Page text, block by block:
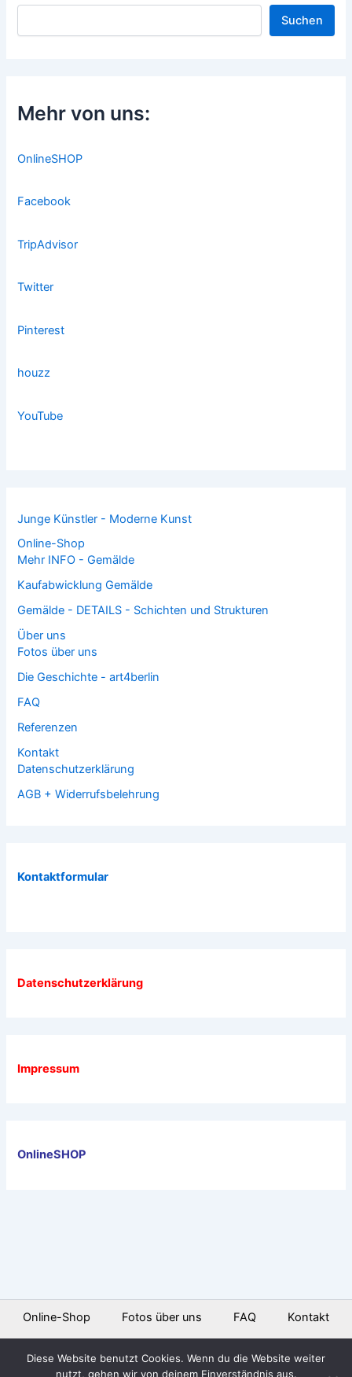
Suchen
Mehr von uns:
OnlineSHOP
Facebook
TripAdvisor
Twitter
Pinterest
houzz
YouTube
Junge Künstler - Moderne Kunst
Online-Shop
Mehr INFO - Gemälde
Kaufabwicklung Gemälde
Gemälde - DETAILS - Schichten und Strukturen
Über uns
Fotos über uns
Die Geschichte - art4berlin
FAQ
Referenzen
Kontakt
Datenschutzerklärung
AGB + Widerrufsbelehrung
Kontaktformular
Datenschutzerklärung
Impressum
OnlineSHOP
Online-Shop Fotos über uns FAQ Kontakt
Diese Website benutzt Cookies. Wenn du die Website weiter
nutzt, gehen wir von deinem Einverständnis aus.